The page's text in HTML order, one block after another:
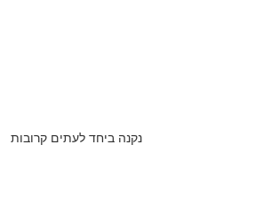
נקנה ביחד לעתים קרובות